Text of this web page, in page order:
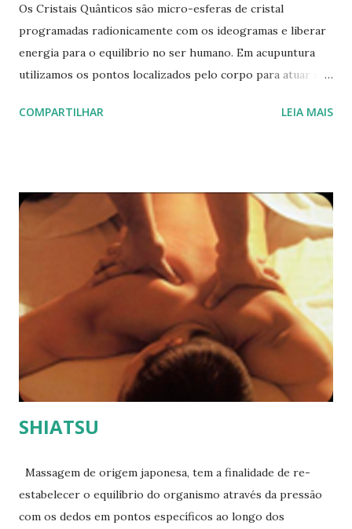
Os Cristais Quânticos são micro-esferas de cristal
programadas radionicamente com os ideogramas e liberar
energia para o equilíbrio no ser humano. Em acupuntura
utilizamos os pontos localizados pelo corpo para atuar no
duração do estímulo energético no ponto é de 8 horas e
emocionais, alimentação incorreta, sono inadequado,
sedentarismo, levam ao desequilíbrio energético. Técnica
indicada para harmonizar a energia do indivíduo,
equilibrando e levando o mesmo ao seu estado natural de
saúde.
COMPARTILHAR LEIA MAIS
SHIATSU
Massagem de origem japonesa, tem a finalidade de re-
estabelecer o equilíbrio do organismo através da pressão
com os dedos em pontos específicos ao longo dos